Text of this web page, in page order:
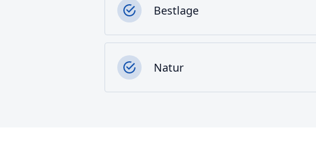
Bestlage
Natur